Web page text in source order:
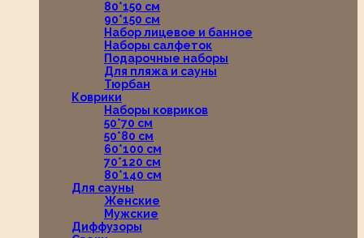
80*150 см
90*150 см
Набор лицевое и банное
Наборы салфеток
Подарочные наборы
Для пляжа и сауны
Тюрбан
Коврики
Наборы ковриков
50*70 см
50*80 см
60*100 см
70*120 см
80*140 см
Для сауны
Женские
Мужские
Диффузоры